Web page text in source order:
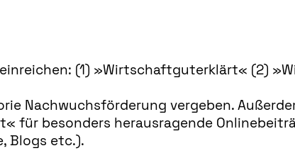
(1) »Wirtschaftguterklärt« (2)
Nachwuchsförderung vergeben.
für besonders herausragende
Blogs etc.).